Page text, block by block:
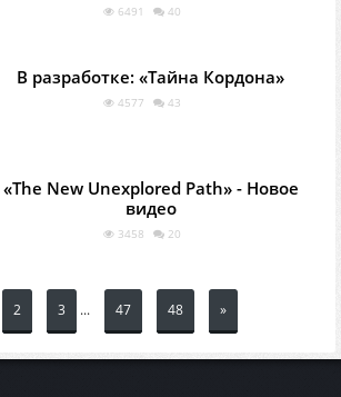
6491 40
В разработке: «Тайна Кордона»
4577 43
«The New Unexplored Path» - Новое
видео
3458 20
2 3 ... 47 48 »